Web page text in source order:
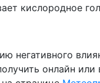
кислородное
негативного
онлайн или